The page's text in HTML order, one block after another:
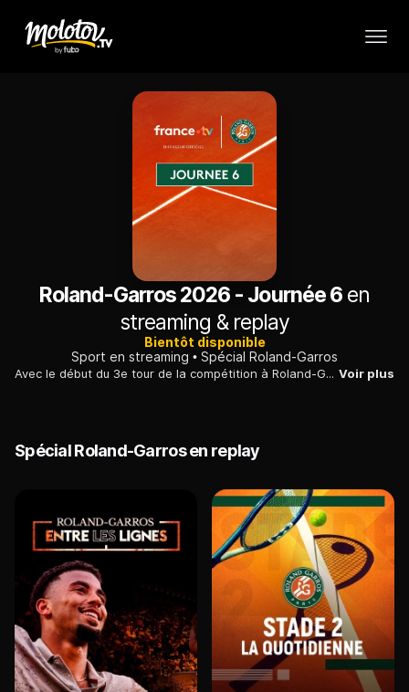
Roland-Garros 2026 - Journée 6 en
streaming & replay
Bientôt disponible
Sport en streaming
Spécial Roland-Garros
Avec le début du 3e tour de la compétition à Roland-Garros, les choses sérieuses se mettent en place et on commence à y voir plus clair sur les potentiels favoris du tournoi. Voir plus
Spécial Roland-Garros en replay